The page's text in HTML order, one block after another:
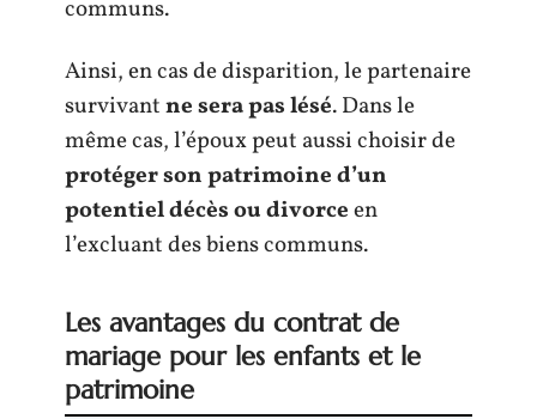
communs.
Ainsi, en cas de disparition, le partenaire
survivantne sera pas lésé. Dans le
même cas, l’époux peut aussi choisir de
protéger son patrimoine d’un
potentiel décès ou divorceen
l’excluant des biens communs.
Les avantages du contrat de
mariage pour les enfants et le
patrimoine